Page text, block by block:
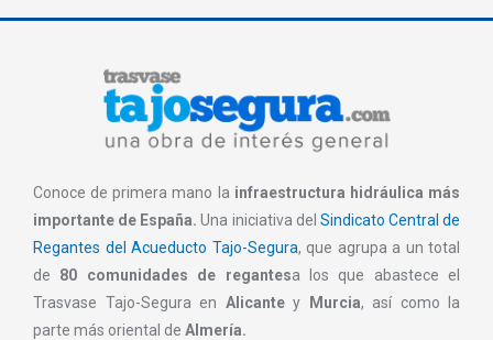
Conoce de primera mano la infraestructura hidráulica más
importante de España.Una iniciativa del Sindicato Central de
Regantes del Acueducto Tajo-Segura, que agrupa a un total
de 80 comunidades de regantesa los que abastece el
Trasvase Tajo-Segura en Alicante y Murcia, así como la
parte más oriental de Almería.